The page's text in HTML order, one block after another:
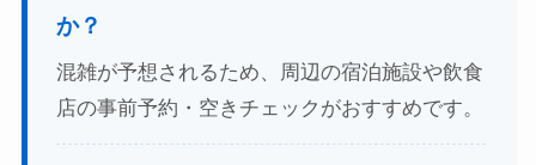
か？
混雑が予想されるため、周辺の宿泊施設や飲食
店の事前予約・空きチェックがおすすめです。